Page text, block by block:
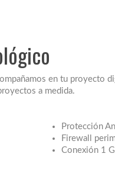
en tu proyecto
a medida.
Protección
Firewall
Conexión 1